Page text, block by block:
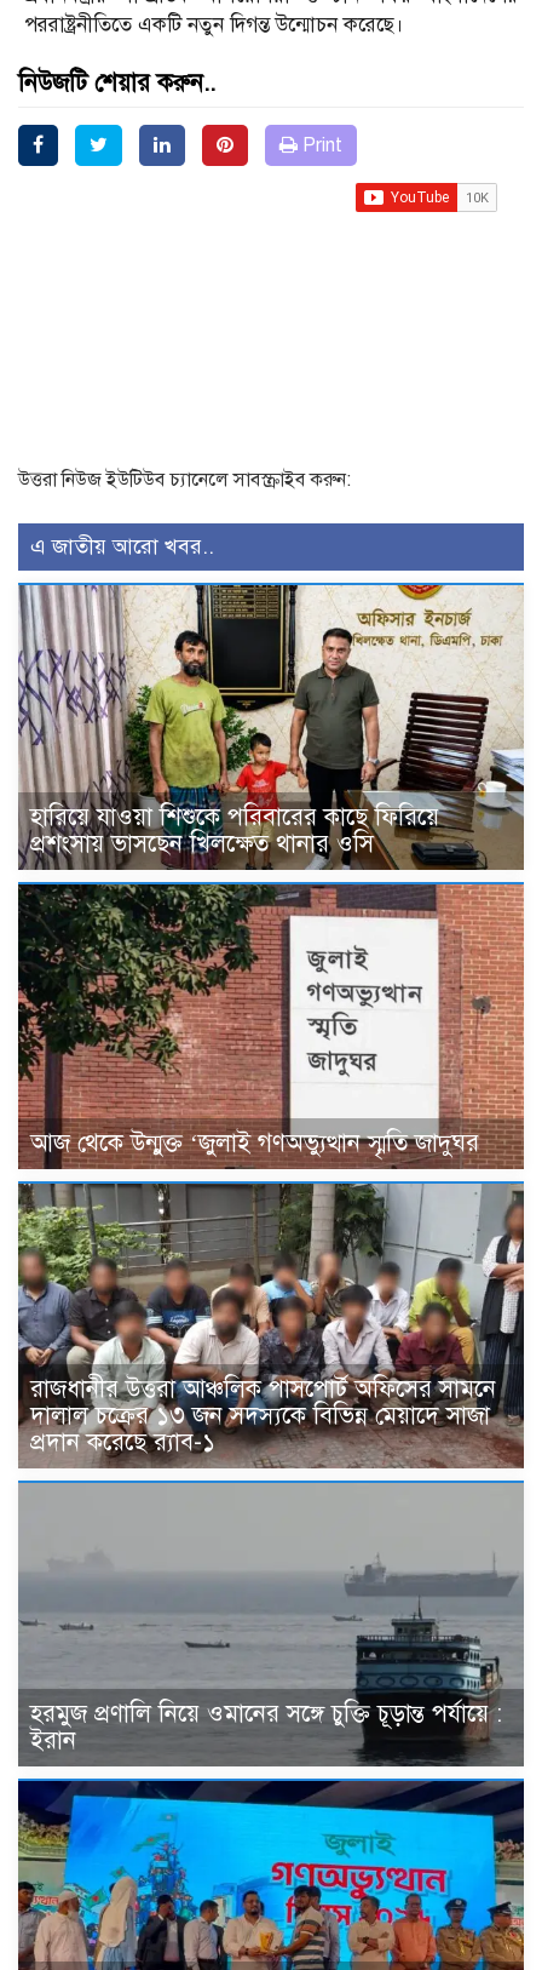
পররাষ্ট্রনীতিতে একটি নতুন দিগন্ত উন্মোচন করেছে।
নিউজটি শেয়ার করুন..
Print
উত্তরা নিউজ ইউটিউব চ্যানেলে সাবস্ক্রাইব করুন:
এ জাতীয় আরো খবর..
হারিয়ে যাওয়া শিশুকে পরিবারের কাছে ফিরিয়ে
প্রশংসায় ভাসছেন খিলক্ষেত থানার ওসি
আজ থেকে উন্মুক্ত ‘জুলাই গণঅভ্যুত্থান স্মৃতি জাদুঘর
রাজধানীর উত্তরা আঞ্চলিক পাসপোর্ট অফিসের সামনে
দালাল চক্রের ১৩ জন সদস্যকে বিভিন্ন মেয়াদে সাজা
প্রদান করেছে র‌্যাব-১
হরমুজ প্রণালি নিয়ে ওমানের সঙ্গে চুক্তি চূড়ান্ত পর্যায়ে :
ইরান